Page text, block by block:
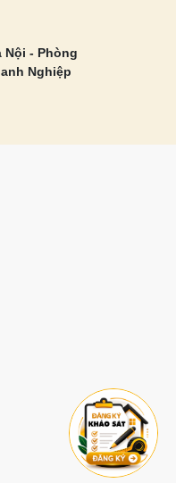
Nội - Phòng
Nghiệp